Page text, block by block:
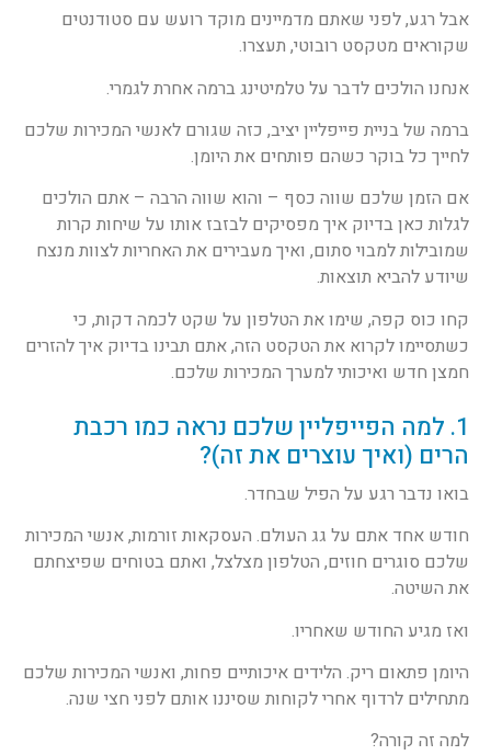
אבל רגע, לפני שאתם מדמיינים מוקד רועש עם סטודנטים
שקוראים מטקסט רובוטי, תעצרו.
אנחנו הולכים לדבר על טלמיטינג ברמה אחרת לגמרי.
ברמה של בניית פייפליין יציב, כזה שגורם לאנשי המכירות שלכם
לחייך כל בוקר כשהם פותחים את היומן.
אם הזמן שלכם שווה כסף – והוא שווה הרבה – אתם הולכים
לגלות כאן בדיוק איך מפסיקים לבזבז אותו על שיחות קרות
שמובילות למבוי סתום, ואיך מעבירים את האחריות לצוות מנצח
שיודע להביא תוצאות.
קחו כוס קפה, שימו את הטלפון על שקט לכמה דקות, כי
כשתסיימו לקרוא את הטקסט הזה, אתם תבינו בדיוק איך להזרים
חמצן חדש ואיכותי למערך המכירות שלכם.
1. למה הפייפליין שלכם נראה כמו רכבת
הרים (ואיך עוצרים את זה)?
בואו נדבר רגע על הפיל שבחדר.
חודש אחד אתם על גג העולם. העסקאות זורמות, אנשי המכירות
שלכם סוגרים חוזים, הטלפון מצלצל, ואתם בטוחים שפיצחתם
את השיטה.
ואז מגיע החודש שאחריו.
היומן פתאום ריק. הלידים איכותיים פחות, ואנשי המכירות שלכם
מתחילים לרדוף אחרי לקוחות שסיננו אותם לפני חצי שנה.
למה זה קורה?